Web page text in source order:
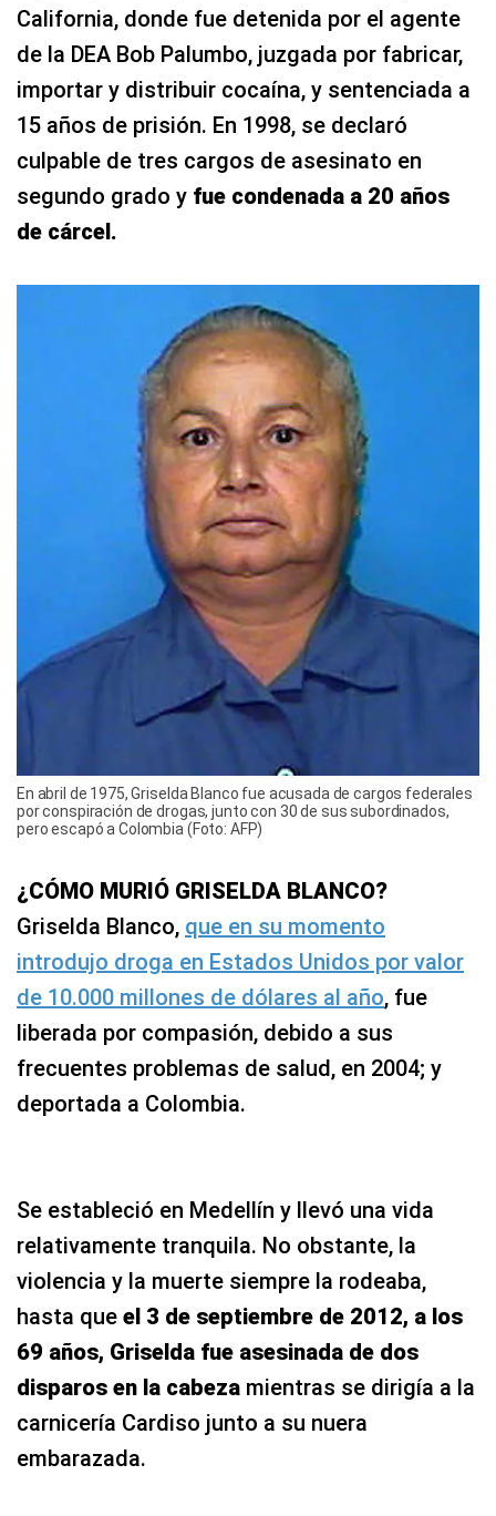
California, donde fue detenida por el agente
de la DEA Bob Palumbo, juzgada por fabricar,
importar y distribuir cocaína, y sentenciada a
15 años de prisión. En 1998, se declaró
culpable de tres cargos de asesinato en
segundo grado y fue condenada a 20 años
de cárcel.
En abril de 1975, Griselda Blanco fue acusada de cargos federales
por conspiración de drogas, junto con 30 de sus subordinados,
pero escapó a Colombia (Foto: AFP)
¿CÓMO MURIÓ GRISELDA BLANCO?
Griselda Blanco, que en su momento
introdujo droga en Estados Unidos por valor
de 10.000 millones de dólares al año, fue
liberada por compasión, debido a sus
frecuentes problemas de salud, en 2004; y
deportada a Colombia.
Se estableció en Medellín y llevó una vida
relativamente tranquila. No obstante, la
violencia y la muerte siempre la rodeaba,
hasta que el 3 de septiembre de 2012, a los
69 años, Griselda fue asesinada de dos
disparos en la cabeza mientras se dirigía a la
carnicería Cardiso junto a su nuera
embarazada.